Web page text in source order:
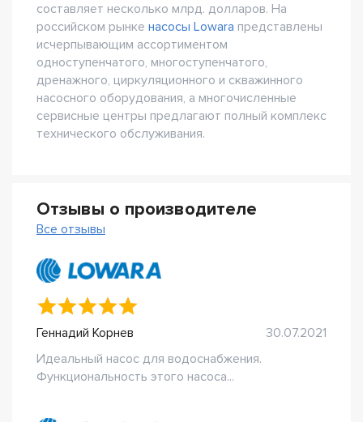
составляет несколько млрд. долларов. На
российском рынке насосы Lowara представлены
исчерпывающим ассортиментом
одноступенчатого, многоступенчатого,
дренажного, циркуляционного и скважинного
насосного оборудования, а многочисленные
сервисные центры предлагают полный комплекс
технического обслуживания.
Отзывы о производителе
Все отзывы
Геннадий Корнев
30.07.2021
Идеальный насос для водоснабжения.
Функциональность этого насоса...